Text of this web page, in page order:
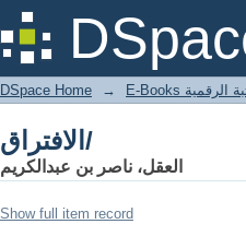
الافتراق/
DSpace Home → الرقمية
الافتراق/
العقل، ناصر بن عبدالكريم
Show full item record